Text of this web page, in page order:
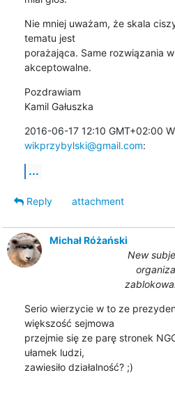
Nie mniej uważam, że skala
tematu jest
porażająca. Same rozwiązania
akceptowalne.
Pozdrawiam
Kamil Gałuszka
wikprzybylski@gmail.com:
...
Reply
attachment
Michał Różański
New
Serio wierzycie w to ze
większość sejmowa
przejmie się ze parę stronek
ułamek ludzi,
zawiesiło działalność? ;)